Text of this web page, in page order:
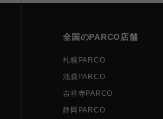
全国のPARCO店舗
札幌PARCO
池袋PARCO
吉祥寺PARCO
静岡PARCO